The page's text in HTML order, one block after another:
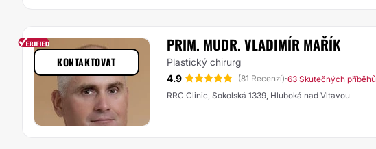
PRIM. MUDR. VLADIMÍR MAŘÍK
Plastický chirurg
4.9
(81 Recenzí)·63 Skutečných příběhů
RRC Clinic, Sokolská 1339, Hluboká nad Vltavou
KONTAKTOVAT